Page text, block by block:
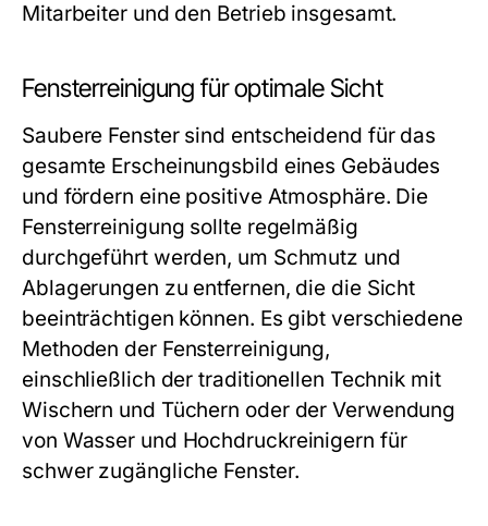
Mitarbeiter und den Betrieb insgesamt.
Fensterreinigung für optimale Sicht
Saubere Fenster sind entscheidend für das
gesamte Erscheinungsbild eines Gebäudes
und fördern eine positive Atmosphäre. Die
Fensterreinigung sollte regelmäßig
durchgeführt werden, um Schmutz und
Ablagerungen zu entfernen, die die Sicht
beeinträchtigen können. Es gibt verschiedene
Methoden der Fensterreinigung,
einschließlich der traditionellen Technik mit
Wischern und Tüchern oder der Verwendung
von Wasser und Hochdruckreinigern für
schwer zugängliche Fenster.